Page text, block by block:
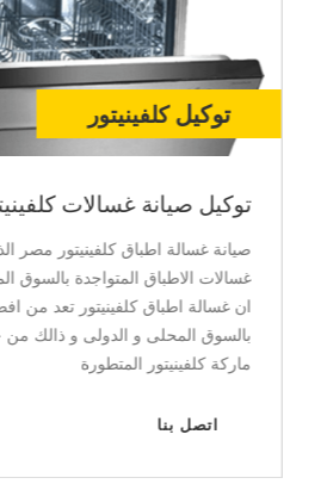
توكيلكلفينيتور
توكيل صيانة ديب فريزر
صيانة ديب فريزر كلفينيتور مصر الذى
فريزر المتواجدة بالسوق المصرى و
فريزر كلفينيتور يعد من افضل الديب
المحلى و الدولى و ذالك من خلال قوتها
كلفينيتور المتطورة
اتصل بنا